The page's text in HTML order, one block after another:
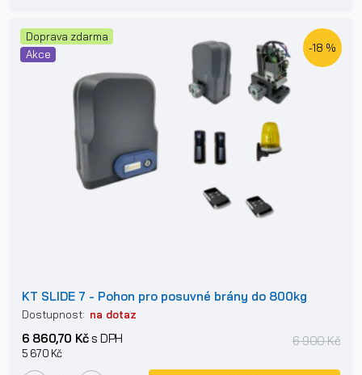
Doprava zdarma
Akce
-18 %
KT SLIDE 7 - Pohon pro posuvné brány do 800kg
Dostupnost: na dotaz
6 860,70 Kčs DPH
5 670 Kč
6 900 Kč